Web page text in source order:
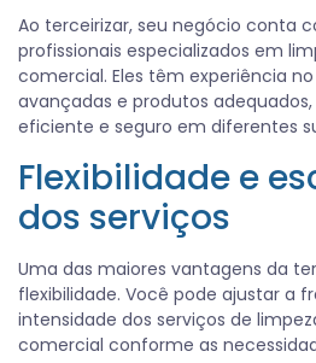
Ao terceirizar, seu negócio conta
profissionais especializados em
comercial. Eles têm experiência
avançadas e produtos
eficiente e seguro em diferentes
Flexibilidade e
dos serviços
Uma das maiores vantagens da
flexibilidade. Você pode ajustar a
intensidade dos serviços de
comercial conforme as